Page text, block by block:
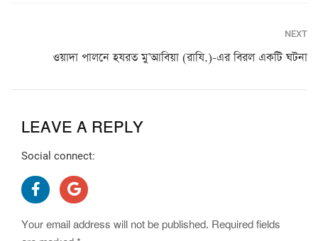
NEXT
ওয়াদা পালনে হযরত মু’আবিয়া (রাযি.)-এর বিরল একটি ঘটনা
LEAVE A REPLY
Social connect:
Your email address will not be published. Required fields